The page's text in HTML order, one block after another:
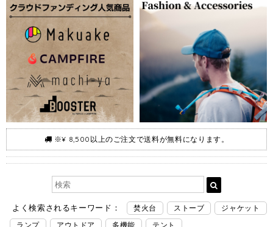
※¥ 8,500以上のご注文で送料が無料になります。
よく検索されるキーワード： 焚火台 ストーブ
ジャケット
ランプ
アウトドア 多機能 テント